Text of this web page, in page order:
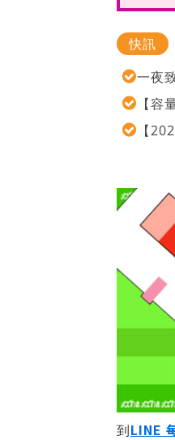
快訊
一夜
【
【
到LINE